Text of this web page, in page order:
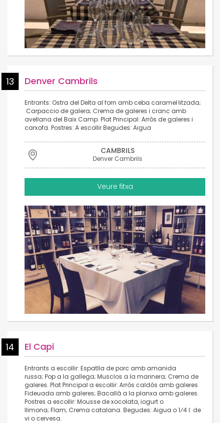
13 Denver Cambrils
Entrants: Ostra del Delta al forn amb ceba caramel·litzada;
Carpaccio de galera; Crema de galeres i cranc amb
avellana del Baix Camp. Plat Principal: Arròs de galeres i
carxofa. Postres: A escollir Begudes: Aigua
CAMBRILS
Denver Cambrils
Veure fitxa
14 El Capi
Entrants a escollir: Espatlla de porc amb amanida
russa; Pop a la gallega; Musclos a la marinera; Crema de
galeres. Plat Principal a escollir: Arròs caldós amb galeres
Fideuada amb galeres; Bacallà a la planxa amb galeres.
Postres a escollir: Mousse de xocolata, iogurt o
llimona; Flam; Crema catalana. Begudes: Aigua o 1⁄4 l. de
vi o cervesa.